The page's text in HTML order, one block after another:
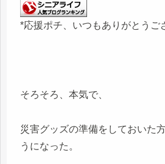
*応援ポチ、いつもありがとうご
そろそろ、本気で、
災害グッズの準備をしておいた
うになった。